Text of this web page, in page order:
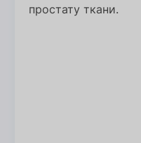
простату ткани.